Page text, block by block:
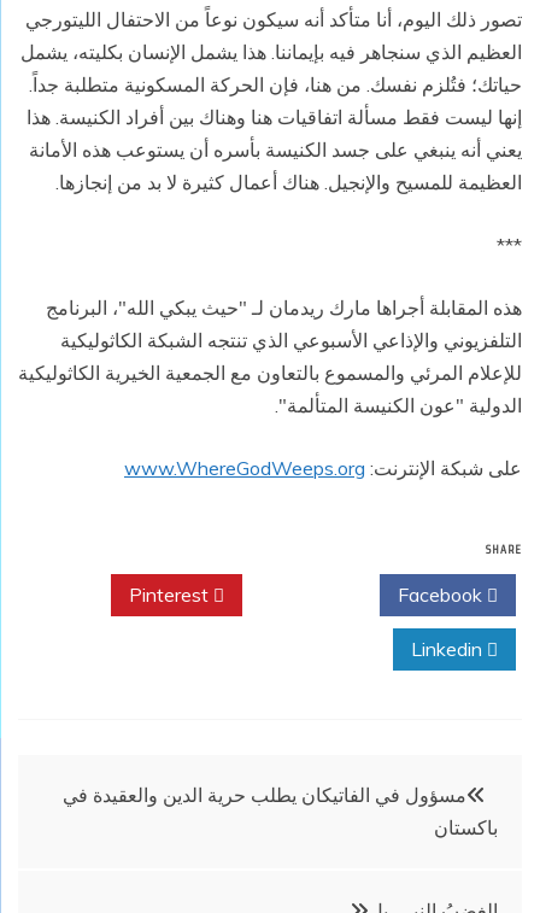
تصور ذلك اليوم، أنا متأكد أنه سيكون نوعاً من الاحتفال الليتورجي
العظيم الذي سنجاهر فيه بإيماننا. هذا يشمل الإنسان بكليته، يشمل
حياتك؛ فتُلزم نفسك. من هنا، فإن الحركة المسكونية متطلبة جداً.
إنها ليست فقط مسألة اتفاقيات هنا وهناك بين أفراد الكنيسة. هذا
يعني أنه ينبغي على جسد الكنيسة بأسره أن يستوعب هذه الأمانة
العظيمة للمسيح والإنجيل. هناك أعمال كثيرة لا بد من إنجازها.
***
هذه المقابلة أجراها مارك ريدمان لـ "حيث يبكي الله"، البرنامج
التلفزيوني والإذاعي الأسبوعي الذي تنتجه الشبكة الكاثوليكية
للإعلام المرئي والمسموع بالتعاون مع الجمعية الخيرية الكاثوليكية
الدولية "عون الكنيسة المتألمة".
على شبكة الإنترنت: www.WhereGodWeeps.org
SHARE
تصفّح
المقالات
مسؤول في الفاتيكان يطلب حرية الدين والعقيدة في
باكستان